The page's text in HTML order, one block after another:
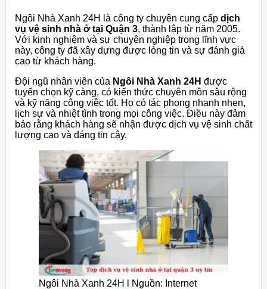
Ngôi Nhà Xanh 24H là công ty chuyên cung cấp dịch
vụ vệ sinh nhà ở tại Quận 3, thành lập từ năm 2005.
Với kinh nghiệm và sự chuyên nghiệp trong lĩnh vực
này, công ty đã xây dựng được lòng tin và sự đánh giá
cao từ khách hàng.
Đội ngũ nhân viên của Ngôi Nhà Xanh 24H được
tuyển chọn kỹ càng, có kiến thức chuyên môn sâu rộng
và kỹ năng công việc tốt. Họ có tác phong nhanh nhẹn,
lịch sự và nhiệt tình trong mọi công việc. Điều này đảm
bảo rằng khách hàng sẽ nhận được dịch vụ vệ sinh chất
lượng cao và đáng tin cậy.
Ngôi Nhà Xanh 24H l Nguồn: Internet